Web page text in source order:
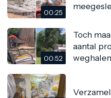
00:25
00:52
Toch
aantal
weghalen